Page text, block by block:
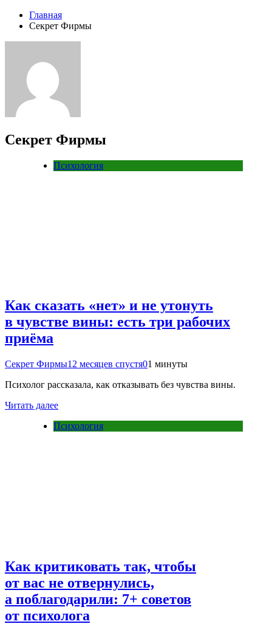
Главная
Секрет Фирмы
Секрет Фирмы
Психология
Как сказать «нет» и не утонуть
в чувстве вины: есть три рабочих
приёма
Секрет Фирмы12 месяцев спустя01 минуты
Психолог рассказала, как отказывать без чувства вины.
Читать далее
Психология
Как критиковать так, чтобы
от вас не отвернулись,
а поблагодарили: 7+ советов
от психолога